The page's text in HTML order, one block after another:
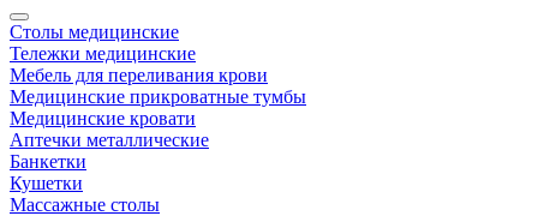
Столы медицинские
Тележки медицинские
Мебель для переливания крови
Медицинские прикроватные тумбы
Медицинские кровати
Аптечки металлические
Банкетки
Кушетки
Массажные столы